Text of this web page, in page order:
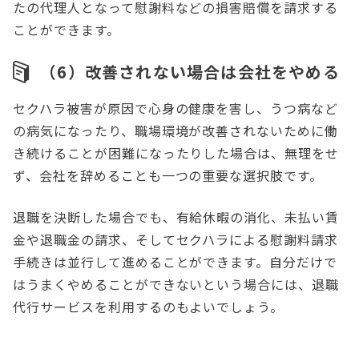
たの代理人となって慰謝料などの損害賠償を請求する
ことができます。
（6）改善されない場合は会社をやめる
セクハラ被害が原因で心身の健康を害し、うつ病など
の病気になったり、職場環境が改善されないために働
き続けることが困難になったりした場合は、無理をせ
ず、会社を辞めることも一つの重要な選択肢です。
退職を決断した場合でも、有給休暇の消化、未払い賃
金や退職金の請求、そしてセクハラによる慰謝料請求
手続きは並行して進めることができます。自分だけで
はうまくやめることができないという場合には、退職
代行サービスを利用するのもよいでしょう。